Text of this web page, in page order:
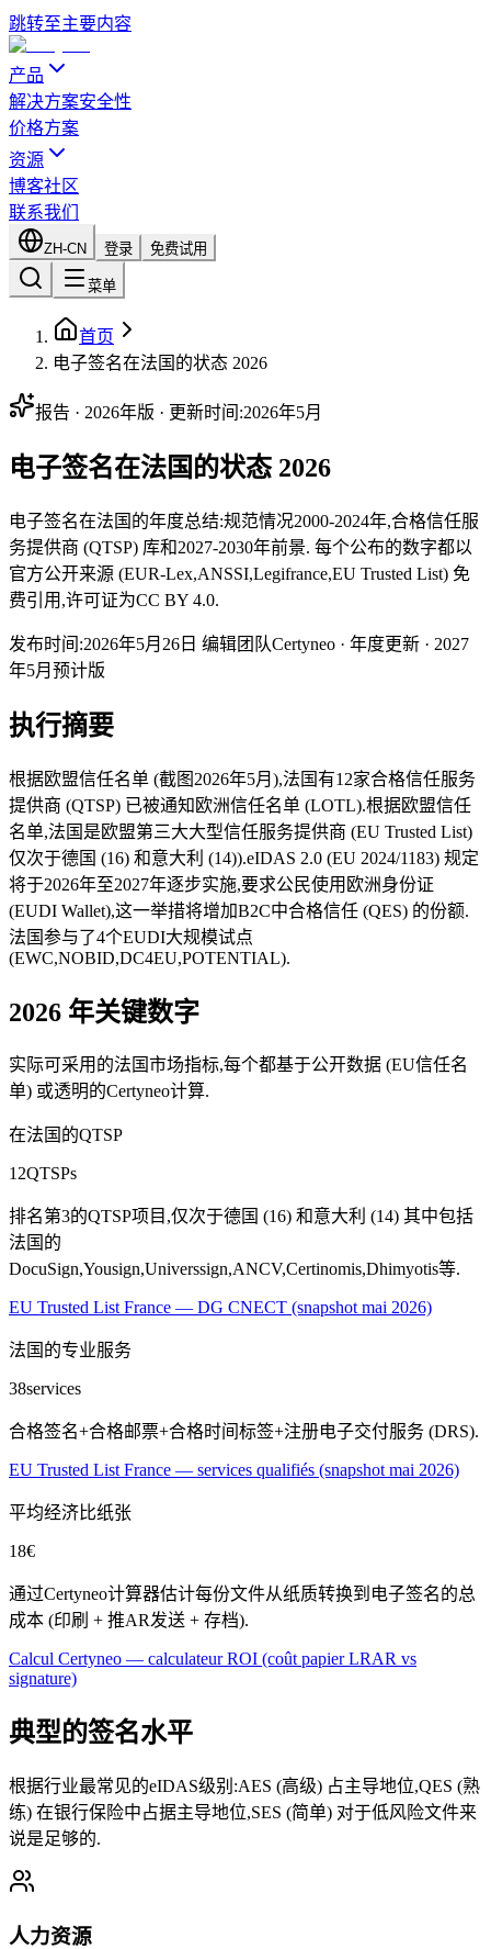
跳转至主要内容
产品
解决方案安全性
价格方案
资源
博客社区
联系我们
ZH-CN 登录 免费试用
菜单
首页
电子签名在法国的状态 2026
报告 · 2026年版 · 更新时间:2026年5月
电子签名在法国的状态 2026
电子签名在法国的年度总结:规范情况2000-2024年,合格信任服
务提供商 (QTSP) 库和2027-2030年前景. 每个公布的数字都以
官方公开来源 (EUR-Lex,ANSSI,Legifrance,EU Trusted List) 免
费引用,许可证为CC BY 4.0.
发布时间:2026年5月26日 编辑团队Certyneo · 年度更新 · 2027
年5月预计版
执行摘要
根据欧盟信任名单 (截图2026年5月),法国有12家合格信任服务
提供商 (QTSP) 已被通知欧洲信任名单 (LOTL).根据欧盟信任
名单,法国是欧盟第三大大型信任服务提供商 (EU Trusted List)
仅次于德国 (16) 和意大利 (14)).eIDAS 2.0 (EU 2024/1183) 规定
将于2026年至2027年逐步实施,要求公民使用欧洲身份证
(EUDI Wallet),这一举措将增加B2C中合格信任 (QES) 的份额.
法国参与了4个EUDI大规模试点
(EWC,NOBID,DC4EU,POTENTIAL).
2026 年关键数字
实际可采用的法国市场指标,每个都基于公开数据 (EU信任名
单) 或透明的Certyneo计算.
在法国的QTSP
12QTSPs
排名第3的QTSP项目,仅次于德国 (16) 和意大利 (14) 其中包括
法国的
DocuSign,Yousign,Universsign,ANCV,Certinomis,Dhimyotis等.
EU Trusted List France — DG CNECT (snapshot mai 2026)
法国的专业服务
38services
合格签名+合格邮票+合格时间标签+注册电子交付服务 (DRS).
EU Trusted List France — services qualifiés (snapshot mai 2026)
平均经济比纸张
18€
通过Certyneo计算器估计每份文件从纸质转换到电子签名的总
成本 (印刷 + 推AR发送 + 存档).
Calcul Certyneo — calculateur ROI (coût papier LRAR vs
signature)
典型的签名水平
根据行业最常见的eIDAS级别:AES (高级) 占主导地位,QES (熟
练) 在银行保险中占据主导地位,SES (简单) 对于低风险文件来
说是足够的.
人力资源